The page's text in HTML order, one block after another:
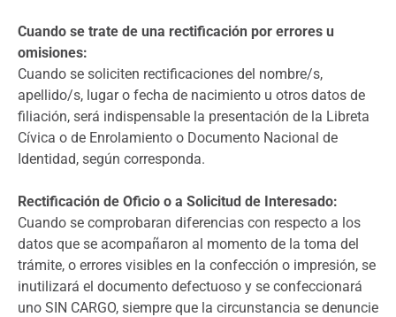
Cuando se trate de una rectificación por errores u
omisiones:
Cuando se soliciten rectificaciones del nombre/s,
apellido/s, lugar o fecha de nacimiento u otros datos de
filiación, será indispensable la presentación de la Libreta
Cívica o de Enrolamiento o Documento Nacional de
Identidad, según corresponda.
Rectificación de Oficio o a Solicitud de Interesado:
Cuando se comprobaran diferencias con respecto a los
datos que se acompañaron al momento de la toma del
trámite, o errores visibles en la confección o impresión, se
inutilizará el documento defectuoso y se confeccionará
uno SIN CARGO, siempre que la circunstancia se denuncie